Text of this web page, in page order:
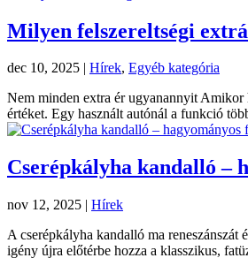
Milyen felszereltségi
dec 10, 2025 | Hírek, Egyéb kategória
Nem minden extra ér ugyanannyit Amikor
értéket. Egy használt autónál a funkció
Cserépkályha kandalló –
nov 12, 2025 | Hírek
A cserépkályha kandalló ma
igény újra előtérbe hozza a klasszikus,